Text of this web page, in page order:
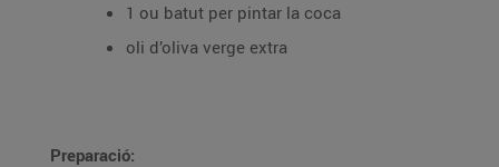
1 ou batut per pintar la coca
oli d’oliva verge extra
Preparació: